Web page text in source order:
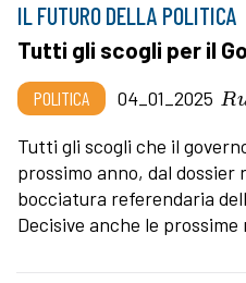
IL FUTURO DELLA POLITICA
Tutti gli scogli per il
POLITICA 04_01_2025
Tutti gli scogli che il
prossimo anno, dal dossier
bocciatura referendaria
Decisive anche le prossime